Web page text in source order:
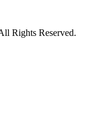
Rights Reserved.